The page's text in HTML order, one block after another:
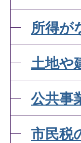
所得が
土地や
公共事
市民税